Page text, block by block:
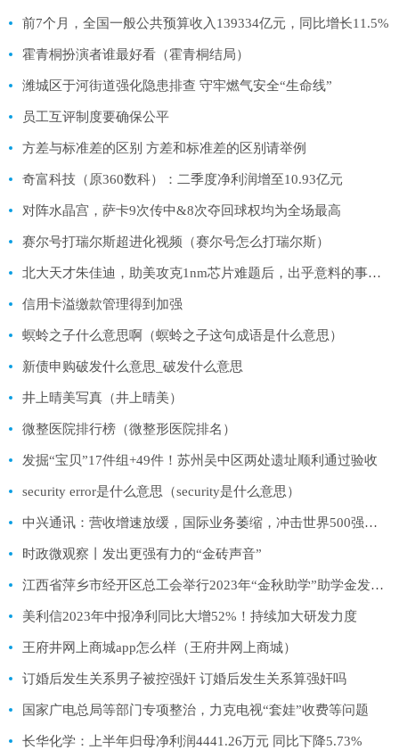
前7个月，全国一般公共预算收入139334亿元，同比增长11.5%
霍青桐扮演者谁最好看（霍青桐结局）
潍城区于河街道强化隐患排查 守牢燃气安全“生命线”
员工互评制度要确保公平
方差与标准差的区别 方差和标准差的区别请举例
奇富科技（原360数科）：二季度净利润增至10.93亿元
对阵水晶宫，萨卡9次传中&8次夺回球权均为全场最高
赛尔号打瑞尔斯超进化视频（赛尔号怎么打瑞尔斯）
北大天才朱佳迪，助美攻克1nm芯片难题后，出乎意料的事情发生了
信用卡溢缴款管理得到加强
螟蛉之子什么意思啊（螟蛉之子这句成语是什么意思）
新债申购破发什么意思_破发什么意思
井上晴美写真（井上晴美）
微整医院排行榜（微整形医院排名）
发掘“宝贝”17件组+49件！苏州吴中区两处遗址顺利通过验收
security error是什么意思（security是什么意思）
中兴通讯：营收增速放缓，国际业务萎缩，冲击世界500强挑战不小｜看财报
时政微观察丨发出更强有力的“金砖声音”
江西省萍乡市经开区总工会举行2023年“金秋助学”助学金发放仪式
美利信2023年中报净利同比大增52%！持续加大研发力度
王府井网上商城app怎么样（王府井网上商城）
订婚后发生关系男子被控强奸 订婚后发生关系算强奸吗
国家广电总局等部门专项整治，力克电视“套娃”收费等问题
长华化学：上半年归母净利润4441.26万元 同比下降5.73%